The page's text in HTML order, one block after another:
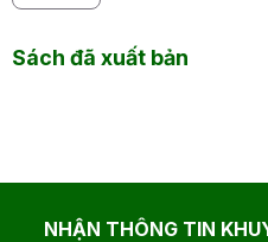
Sách đã xuất bản
NHẬN THÔNG TIN